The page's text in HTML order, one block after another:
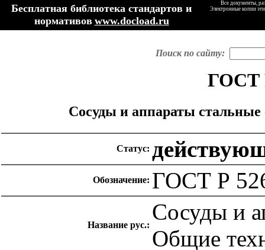
Бесплатная библиотека стандартов и
нормативов www.docload.ru
Все документы,
Электронные копии
Поиск по сайту:
ГОСТ
Сосуды и аппараты
Статус:
Обозначение: ГОСТ Р
Название рус.:
Сосуды и
Общие